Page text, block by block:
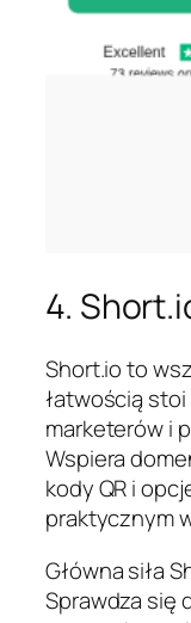
4.
Short.io to
łatwością
marketerów i
Wspiera
kody QR i
praktycznym
Główna siła
Sprawdza się